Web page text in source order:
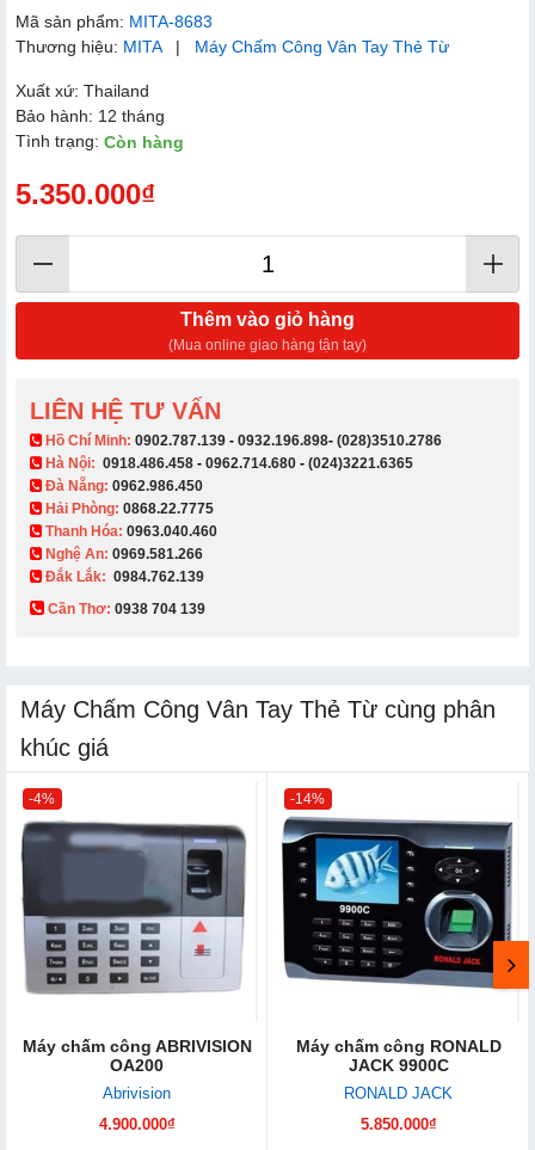
Mã sản phẩm: MITA-8683
Thương hiệu: MITA| Máy Chấm Công Vân Tay Thẻ Từ
Xuất xứ: Thailand
Bảo hành: 12 tháng
Tình trạng: Còn hàng
5.350.000₫
Thêm vào giỏ hàng
(Mua online giao hàng tận tay)
LIÊN HỆ TƯ VẤN
​ Hồ Chí Minh: 0902.787.139 - 0932.196.898- (028)3510.2786
Hà Nội: 0918.486.458 - 0962.714.680 - (024)3221.6365
Đà Nẵng: 0962.986.450
Hải Phòng: 0868.22.7775
Thanh Hóa: 0963.040.460
Nghệ An: 0969.581.266
Đắk Lắk: 0984.762.139
Cần Thơ: 0938 704 139​
Máy Chấm Công Vân Tay Thẻ Từ cùng phân
khúc giá
-4%
Máy chấm công ABRIVISION
OA200
Abrivision
4.900.000₫
-14%
Máy chấm công RONALD
JACK 9900C
RONALD JACK
5.850.000₫